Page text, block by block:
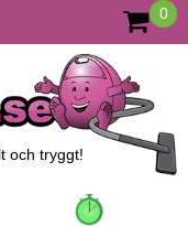
0
och tryggt!